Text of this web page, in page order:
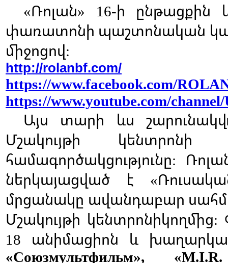
«Ռոլան» 16-ի ընթացքին
փառատոնի պաշտոնական
միջոցով:
http://rolanbf.com/
https://www.facebook.com/
https://www.youtube.com/
Այս տարի ևս
Մշակույթի
կենտրոնի
համագործակցությունը:
ներկայացված
է «
մրցանակը ավանդաբար
Մշակույթի կենտրոնիկողմից:
18 անիմացիոն և
«Союзмультфильм»,